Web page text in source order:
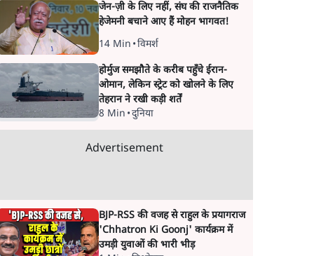
जेन-ज़ी के लिए नहीं, संघ की राजनैतिक
हेजेमनी बचाने आए हैं मोहन भागवत!
14 Min •विमर्श
होर्मुज समझौते के करीब पहुँचे ईरान-
ओमान, लेकिन स्ट्रेट को खोलने के लिए
तेहरान ने रखी कड़ी शर्तें
8 Min •दुनिया
Advertisement
BJP-RSS की वजह से राहुल के प्रयागराज
'Chhatron Ki Goonj' कार्यक्रम में
उमड़ी युवाओं की भारी भीड़